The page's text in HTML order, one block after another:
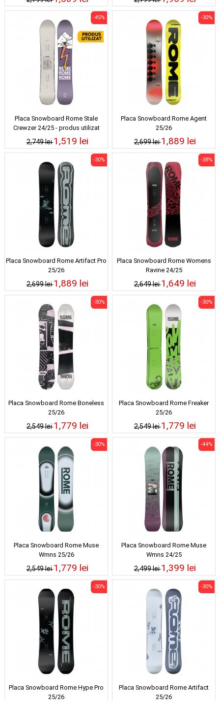
Placa Snowboard Rome Stale
Crewzer 24/25 - produs utilizat
2,749 lei
-45%
1,519 lei
Placa Snowboard Rome Agent
25/26
2,699 lei
-30%
1,889 lei
Placa Snowboard Rome Artifact Pro
25/26
2,699 lei
-30%
1,889 lei
Placa Snowboard Rome Womens
Ravine 24/25
2,649 lei
-38%
1,649 lei
Placa Snowboard Rome Boneless
25/26
2,549 lei
-30%
1,779 lei
Placa Snowboard Rome Freaker
25/26
2,549 lei
-30%
1,779 lei
Placa Snowboard Rome Muse
Wmns 25/26
2,549 lei
-30%
1,779 lei
Placa Snowboard Rome Muse
Wmns 24/25
2,499 lei
-44%
1,399 lei
Placa Snowboard Rome Hype Pro
25/26
-30%
Placa Snowboard Rome Artifact
25/26
-30%